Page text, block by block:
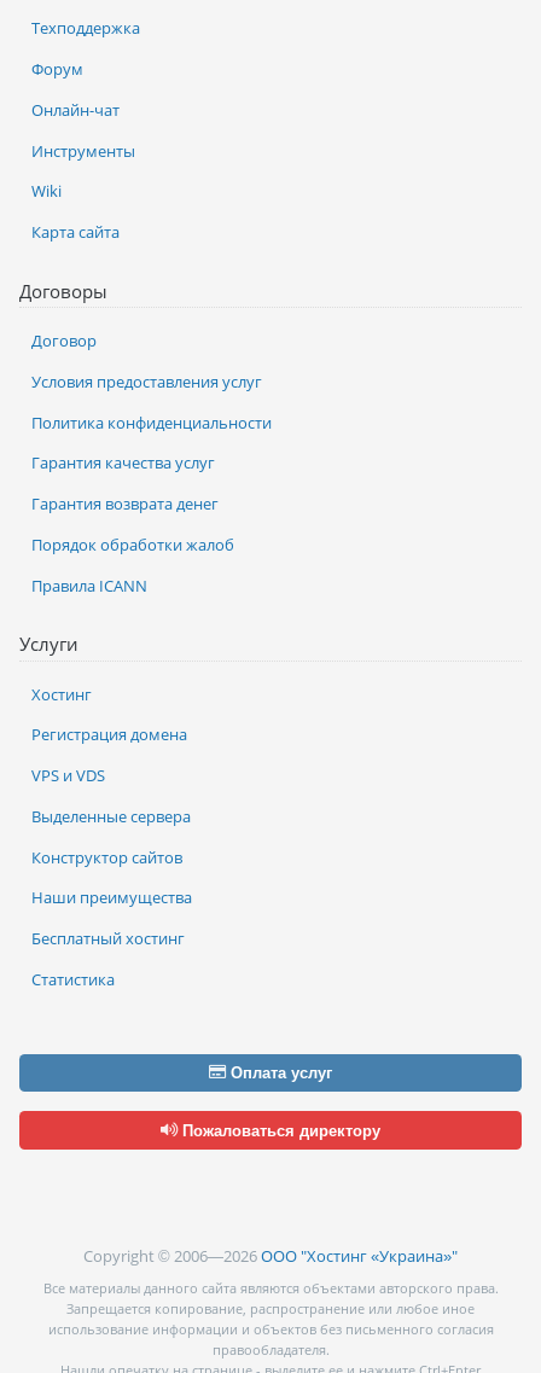
Услуги
Хостинг
Регистрация домена
VPS и VDS
Выделенные сервера
Конструктор сайтов
Наши преимущества
Бесплатный хостинг
Статистика
Техподдержка
Форум
Онлайн-чат
Инструменты
Wiki
Карта сайта
Договоры
Договор
Условия предоставления услуг
Политика конфиденциальности
Гарантия качества услуг
Гарантия возврата денег
Порядок обработки жалоб
Правила ICANN
Оплата услуг
Пожаловаться директору
Copyright © 2006—2026ООО "Хостинг «Украина»"
Все материалы данного сайта являются объектами авторского права.
Запрещается копирование, распространение или любое иное
использование информации и объектов без письменного согласия
правообладателя.